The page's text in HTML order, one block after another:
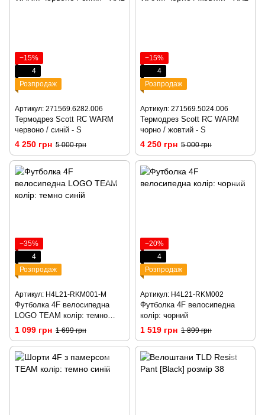
−15%
4
Розпродаж
Артикул: 271569.6282.006
Термодрез Scott RC WARM
червоно / синій - S
4 250 грн 5 000 грн
−15%
4
Розпродаж
Артикул: 271569.5024.006
Термодрез Scott RC WARM
чорно / жовтий - S
4 250 грн 5 000 грн
−35%
4
Розпродаж
Артикул: H4L21-RKM001-M
Футболка 4F велосипедна
LOGO TEAM колір: темно
синій
1 099 грн 1 699 грн
−20%
4
Розпродаж
Артикул: H4L21-RKM002
Футболка 4F велосипедна
колір: чорний
1 519 грн 1 899 грн